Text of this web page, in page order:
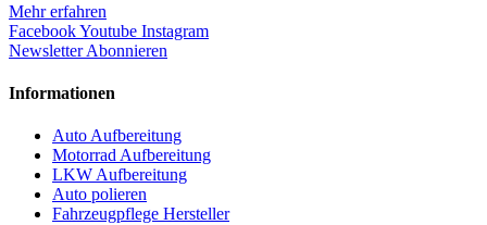
Mehr erfahren
FacebookYoutube Instagram
Newsletter Abonnieren
Informationen
Auto Aufbereitung
Motorrad Aufbereitung
LKW Aufbereitung
Auto polieren
Fahrzeugpflege Hersteller